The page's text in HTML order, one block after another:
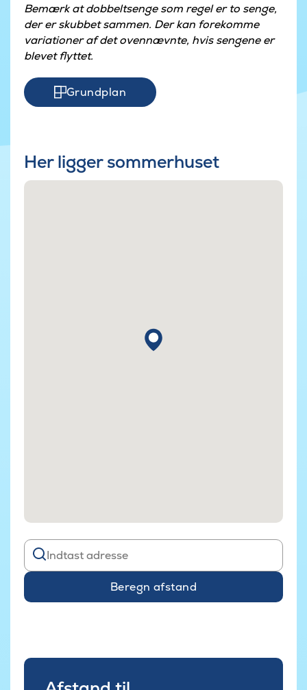
Bemærk at dobbeltsenge som regel er to senge,
der er skubbet sammen. Der kan forekomme
variationer af det ovennævnte, hvis sengene er
blevet flyttet.
Grundplan
Her ligger sommerhuset
Beregn afstand